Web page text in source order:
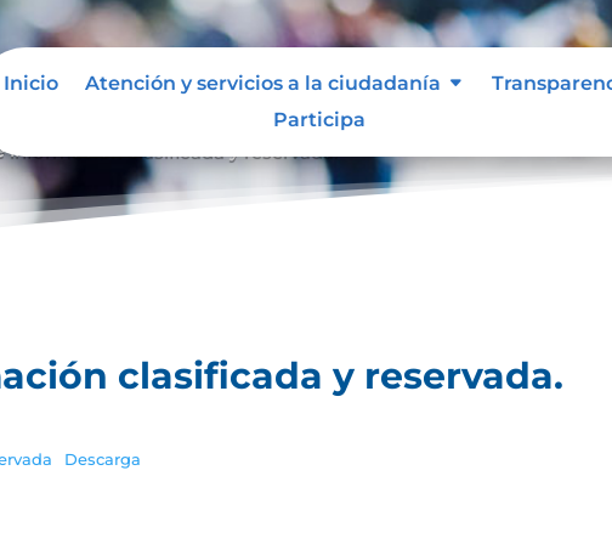
Inicio Atención y servicios a la ciudadanía
Participa
información clasificada y reservada.
clasificada y reservada.
Descarga